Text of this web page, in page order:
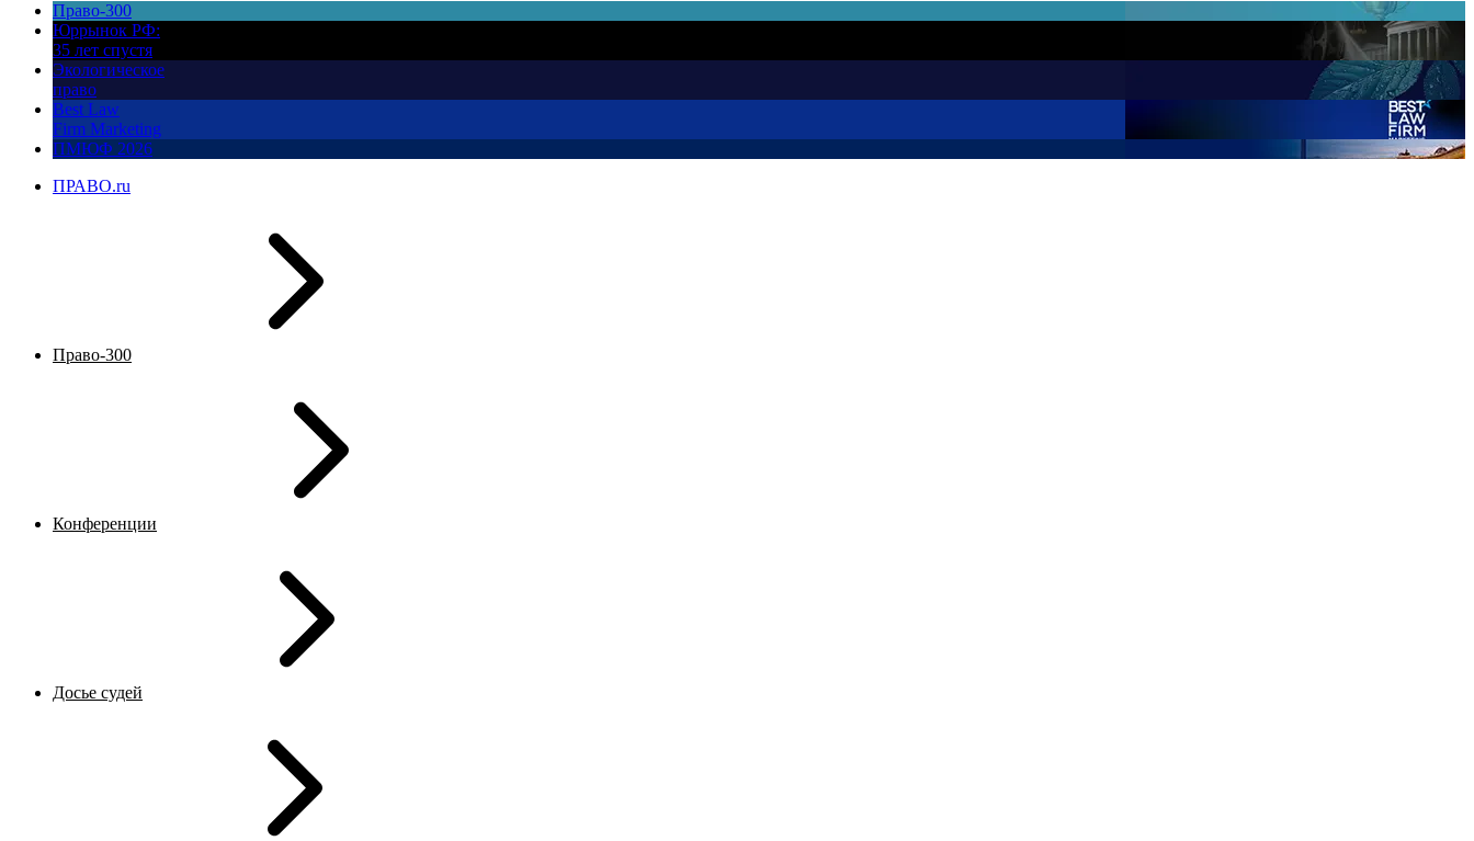
Право-300
Юррынок РФ:
35 лет спустя
Экологическое
право
Best Law
Firm Marketing
ПМЮФ 2026
ПРАВО.ru
Право-300
Конференции
Досье судей